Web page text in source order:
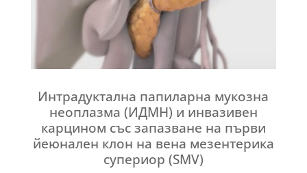
Интрадуктална папиларна мукозна
неоплазма (ИДМН) и инвазивен
карцином със запазване на първи
йеюнален клон на вена мезентерика
супериор (SMV)